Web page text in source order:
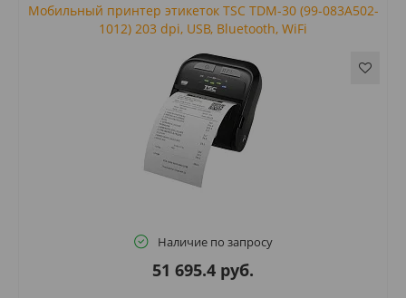
Мобильный принтер этикеток TSC TDM-30 (99-083A502-
1012) 203 dpi, USB, Bluetooth, WiFi
Наличие по запросу
51 695.4 руб.